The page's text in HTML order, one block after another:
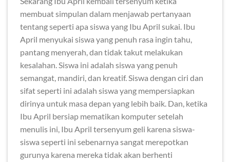
membuat simpulan dalam menjawab pertanyaan
tentang seperti apa siswa yang Ibu April sukai. Ibu
April menyukai siswa yang penuh rasa ingin tahu,
pantang menyerah, dan tidak takut melakukan
kesalahan. Siswa ini adalah siswa yang penuh
semangat, mandiri, dan kreatif. Siswa dengan ciri dan
sifat seperti ini adalah siswa yang mempersiapkan
dirinya untuk masa depan yang lebih baik. Dan, ketika
Ibu April bersiap mematikan komputer setelah
menulis ini, Ibu April tersenyum geli karena siswa-
siswa seperti ini sebenarnya sangat merepotkan
gurunya karena mereka tidak akan berhenti